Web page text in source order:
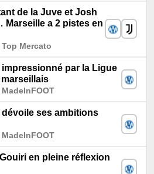
de la Juve et Josh
a 2 pistes en
Top Mercato
impressionné par la Ligue
MadeInFOOT
dévoile ses ambitions
MadeInFOOT
en pleine réflexion